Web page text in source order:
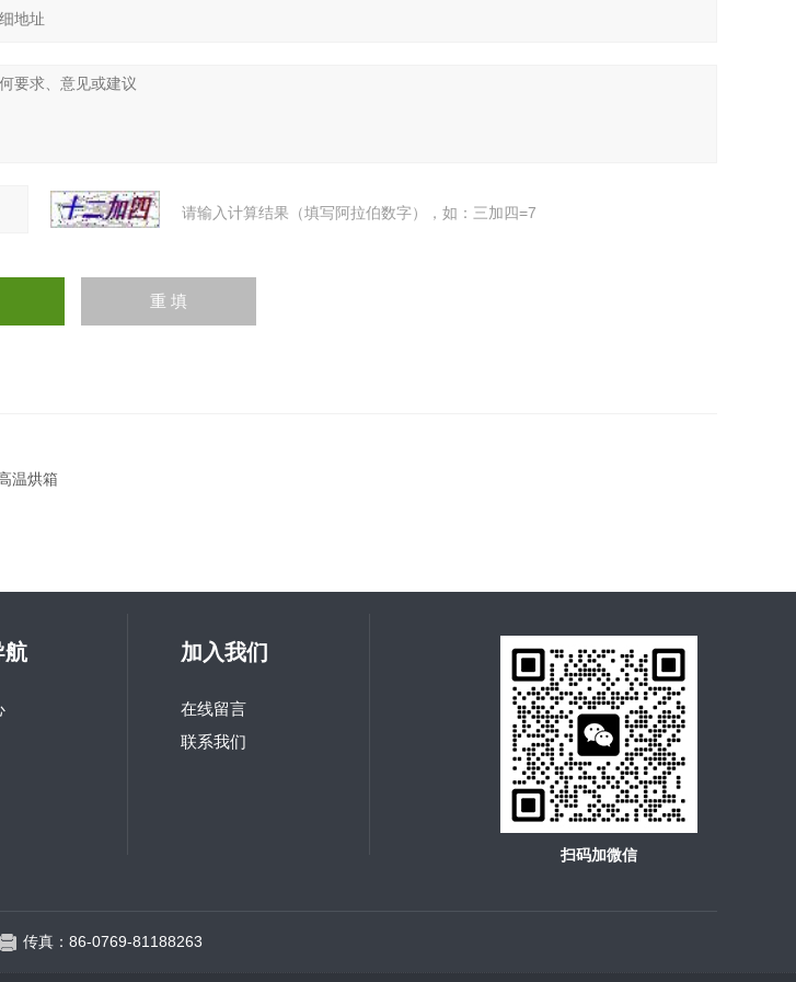
请输入计算结果（填写阿拉伯数字），如：三加四=7
温烘箱
航 加入我们
在线留言
联系我们
扫码加微信
传真：86-0769-81188263